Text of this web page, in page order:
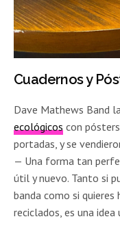
Cuadernos y
Dave Mathews Band
ecológicos con
portadas, y se
— Una forma tan
útil y nuevo. Tanto si
banda como si
reciclados, es una